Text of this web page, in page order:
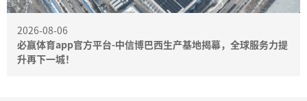
2026-08-06
必赢体育app官方平台-中信博巴西生产基地揭幕，全球服务力提
升再下一城！